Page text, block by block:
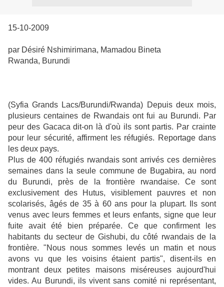
15-10-2009
par Désiré Nshimirimana, Mamadou Bineta
Rwanda, Burundi
(Syfia Grands Lacs/Burundi/Rwanda) Depuis deux mois,
plusieurs centaines de Rwandais ont fui au Burundi. Par
peur des Gacaca dit-on là d'où ils sont partis. Par crainte
pour leur sécurité, affirment les réfugiés. Reportage dans
les deux pays.
Plus de 400 réfugiés rwandais sont arrivés ces dernières
semaines dans la seule commune de Bugabira, au nord
du Burundi, près de la frontière rwandaise. Ce sont
exclusivement des Hutus, visiblement pauvres et non
scolarisés, âgés de 35 à 60 ans pour la plupart. Ils sont
venus avec leurs femmes et leurs enfants, signe que leur
fuite avait été bien préparée. Ce que confirment les
habitants du secteur de Gishubi, du côté rwandais de la
frontière. "Nous nous sommes levés un matin et nous
avons vu que les voisins étaient partis", disent-ils en
montrant deux petites maisons miséreuses aujourd'hui
vides. Au Burundi, ils vivent sans comité ni représentant,